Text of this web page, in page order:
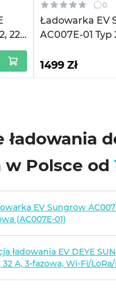
22
0
Ładowarka EV
AC007E-01 Typ
1499 Zł
ładowania
Polsce od
EV Sungrow
(AC007E-01)
ładowania EV DEYE
32 A, 3-fazowa, Wi-Fi/